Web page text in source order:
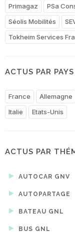
Primagaz
PSa
Séolis Mobilités
Tokheim Services
ACTUS PAR PAYS
France Allemagne
Italie
Etats-Unis
ACTUS PAR
AUTOCAR GNV
AUTOPARTAGE
BATEAU GNL
BUS GNL